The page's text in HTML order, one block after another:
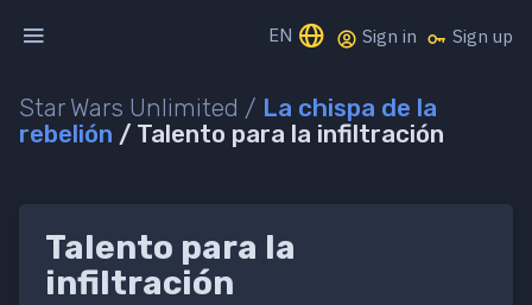
EN Sign in Sign up
Star Wars Unlimited / La chispa de la
rebelión / Talento para la infiltración
Talento para la
infiltración